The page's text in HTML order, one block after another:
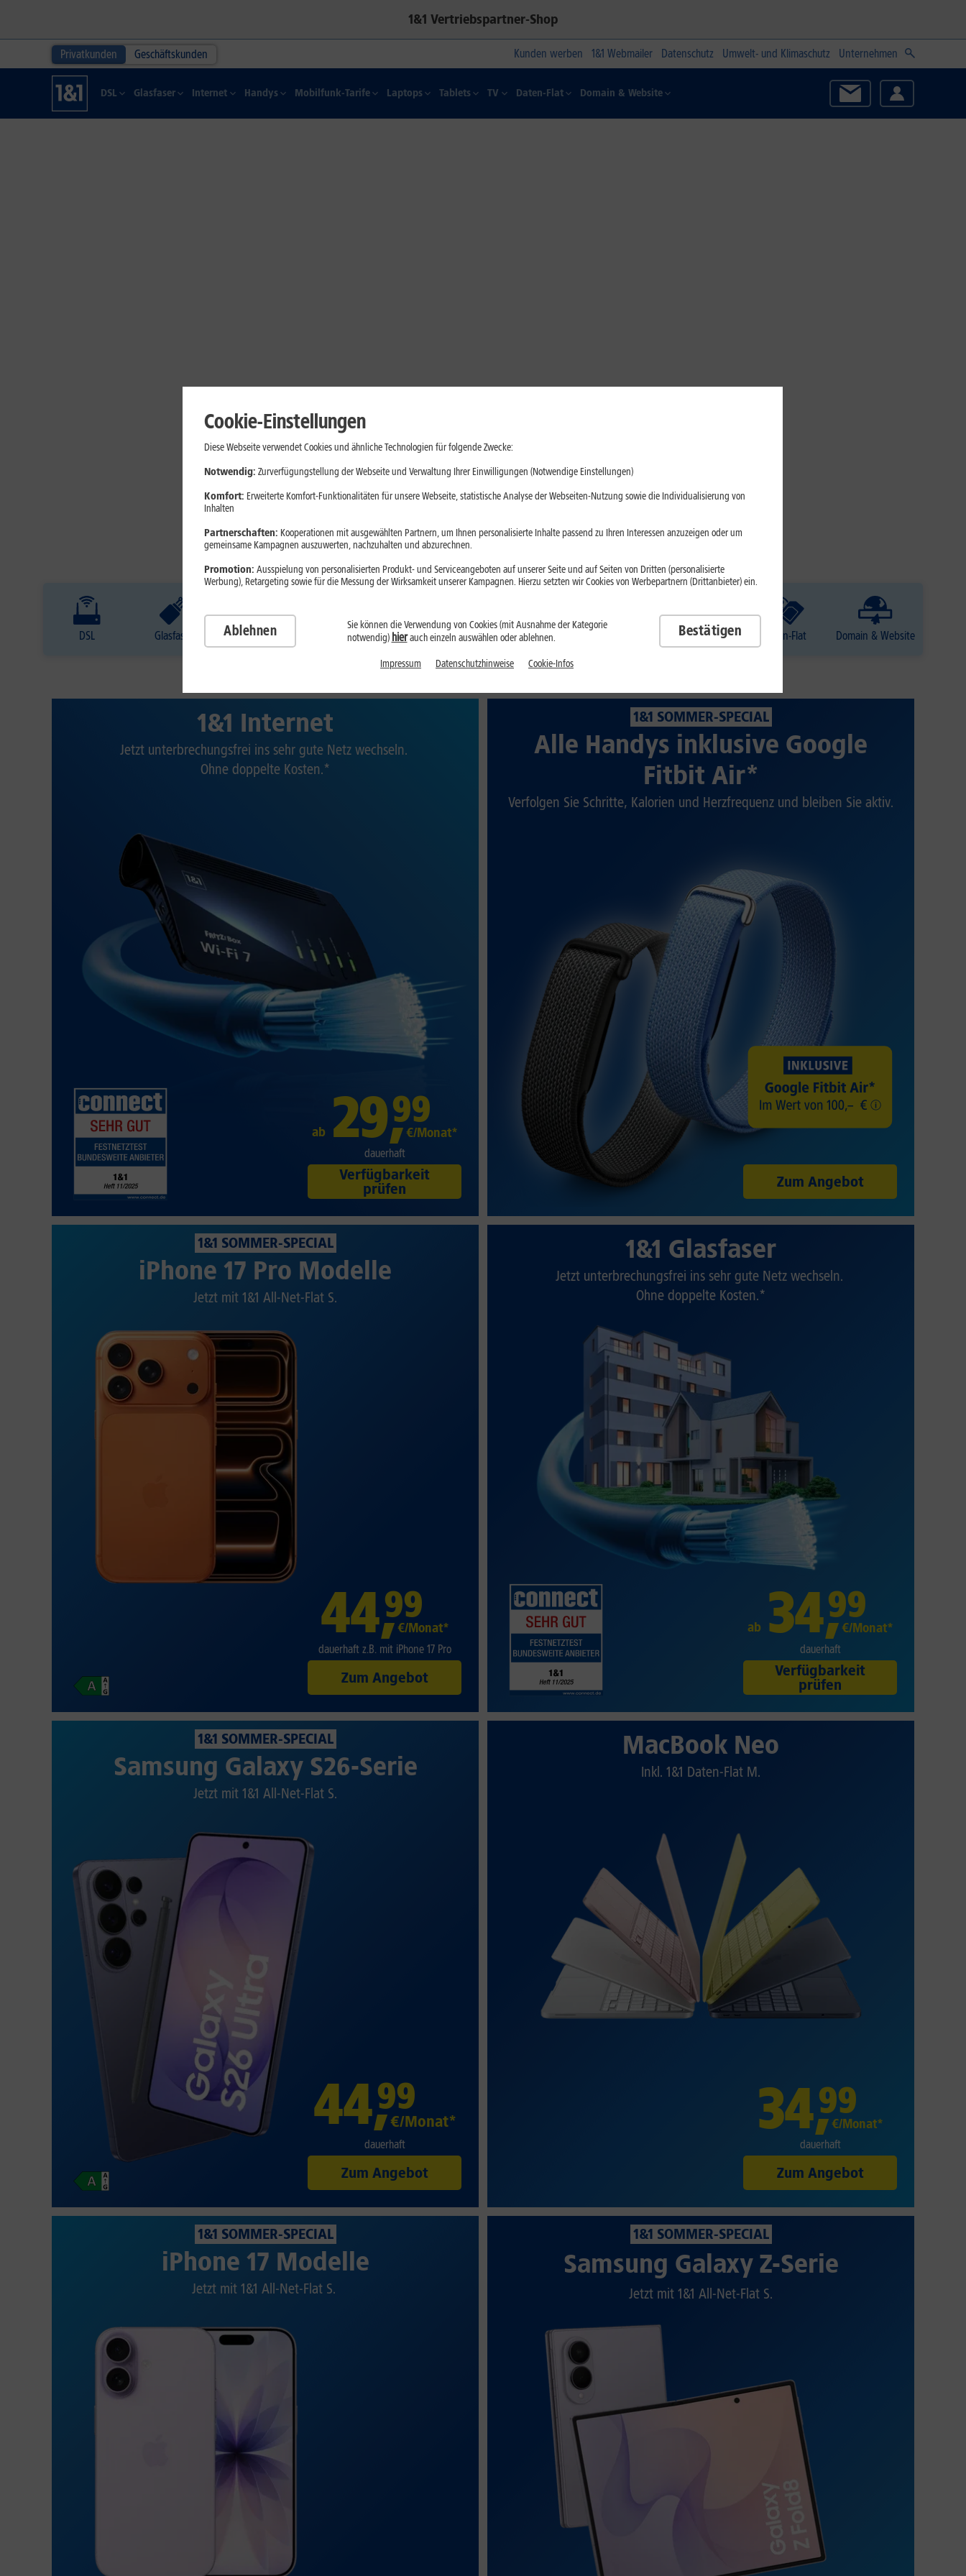
1&1 Vertriebspartner-Shop
Privatkunden Geschäftskunden Kunden werben 1&1 Webmailer Datenschutz Umwelt- und Klimaschutz Unternehmen
DSL Glasfaser Internet Handys Mobilfunk-Tarife Laptops Tablets TV Daten-Flat Domain & Website
DSL Glasfaser Internet Handys Mobilfunk-Tarife Laptops TV Daten-Flat Domain & Website
1&1 Internet
Jetzt unterbrechungsfrei ins sehr gute Netz wechseln.
Ohne doppelte Kosten.*
ab 29,99
€/Monat*
dauerhaft
Verfügbarkeit
prüfen
1&1 SOMMER-SPECIAL
Alle Handys inklusive Google
Fitbit Air*
Verfolgen Sie Schritte, Kalorien und Herzfrequenz und bleiben Sie aktiv.
Zum Angebot
1&1 SOMMER-SPECIAL
iPhone 17 Pro Modelle
Jetzt mit 1&1 All-Net-Flat S.
44,99
€/Monat*
dauerhaft z.B. mit iPhone 17 Pro
Zum Angebot
1&1 Glasfaser
Jetzt unterbrechungsfrei ins sehr gute Netz wechseln.
Ohne doppelte Kosten.*
ab 34,99
€/Monat*
dauerhaft
Verfügbarkeit
prüfen
1&1 SOMMER-SPECIAL
Samsung Galaxy S26-Serie
Jetzt mit 1&1 All-Net-Flat S.
44,99
€/Monat*
dauerhaft
Zum Angebot
MacBook Neo
Inkl. 1&1 Daten-Flat M.
34,99
€/Monat*
dauerhaft
Zum Angebot
1&1 SOMMER-SPECIAL
iPhone 17 Modelle
Jetzt mit 1&1 All-Net-Flat S.
1&1 SOMMER-SPECIAL
Samsung Galaxy Z-Serie
Jetzt mit 1&1 All-Net-Flat S.
Cookie-Einstellungen
Diese Webseite verwendet Cookies und ähnliche Technologien für folgende Zwecke:
Notwendig: Zurverfügungstellung der Webseite und Verwaltung Ihrer Einwilligungen (Notwendige Einstellungen)
Komfort: Erweiterte Komfort-Funktionalitäten für unsere Webseite, statistische Analyse der Webseiten-Nutzung sowie die Individualisierung von
Inhalten
Partnerschaften: Kooperationen mit ausgewählten Partnern, um Ihnen personalisierte Inhalte passend zu Ihren Interessen anzuzeigen oder um
gemeinsame Kampagnen auszuwerten, nachzuhalten und abzurechnen.
Promotion: Ausspielung von personalisierten Produkt- und Serviceangeboten auf unserer Seite und auf Seiten von Dritten (personalisierte
Werbung), Retargeting sowie für die Messung der Wirksamkeit unserer Kampagnen. Hierzu setzten wir Cookies von Werbepartnern (Drittanbieter) ein.
Ablehnen
Sie können die Verwendung von Cookies (mit Ausnahme der Kategorie
notwendig) hierauch einzeln auswählen oder ablehnen. Bestätigen
Impressum Datenschutzhinweise Cookie-Infos